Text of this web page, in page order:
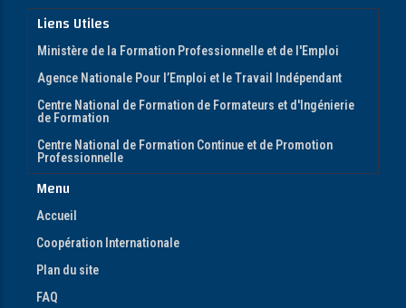
Liens Utiles
Ministère de la Formation Professionnelle et de l'Emploi
Agence Nationale Pour l’Emploi et le Travail Indépendant
Centre National de Formation de Formateurs et d'Ingénierie
de Formation
Centre National de Formation Continue et de Promotion
Professionnelle
Menu
Accueil
Coopération Internationale
Plan du site
FAQ